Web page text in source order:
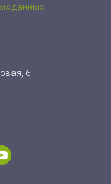
данных
6